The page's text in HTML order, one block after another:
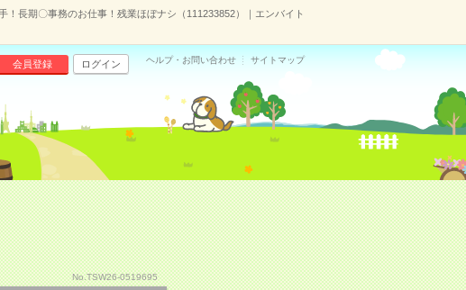
！長期〇事務のお仕事！残業ほぼナシ（111233852）｜エンバイト
会員登録 ログイン ヘルプ・お問い合わせ サイトマップ
No.TSW26-0519695